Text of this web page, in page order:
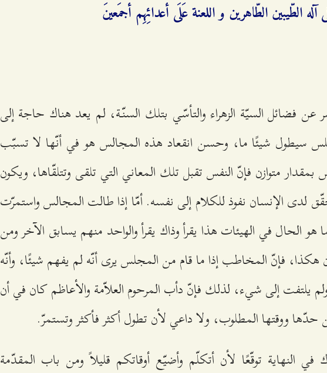
آله الطّیبین الطّاهرین و اللعنة عَلَی أعدائِهِم أجمَعینَ
فضائل السيّة الزهراء والتأسّي بتلك السنّة، لم يعد هناك حاجة إلى
سيطول شيئًا ما، وحسن انقعاد هذه المجالس هو في أنّها لا تسبّب
بمقدار متوازن فإنّ النفس تقبل تلك المعاني التي تلقى وتتلقّاها، ويكون
لدى الإنسان نفوذ للكلام إلى نفسه. أمّا إذا طالت المجالس واستمرّت
الحال في الهيئات هذا يقرأ وذاك يقرأ والواحد منهم يسابق الآخر ومن
فإنّ المخاطب إذا ما قام من المجلس يرى أنّه لم يفهم شيئًا، وأنّه
إلى شيء، لذلك فإنّ دأب المرحوم العلاّمة والأعاظم كان في أن
ووقتها المطلوب، ولا داعي لأن تطول أكثر فأكثر وتستمرّ.
النهاية توقّعًا لأن أتكلّم وأضيّع أوقاتكم قليلاً ومن باب المقدّمة